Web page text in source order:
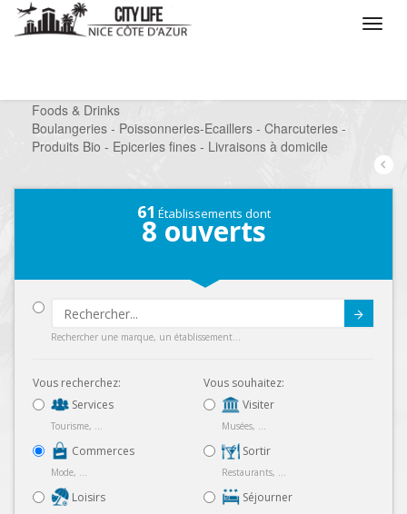
Foods & Drinks
/
Boulangeries - Poissonneries-Ecaillers - Charcuteries -
Produits Bio - Epiceries fines - Livraisons à domicile
61 Établissements dont
8 ouverts
Rechercher une marque, un établissement...
Vous recherchez:
Services
Tourisme, ...
Commerces
Mode, ...
Loisirs
Vous souhaitez:
Visiter
Musées, ...
Sortir
Restaurants, ...
Séjourner